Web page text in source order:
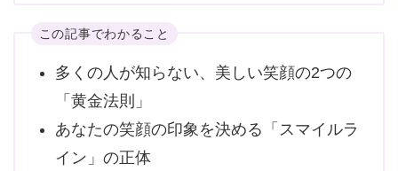
この記事でわかること
多くの人が知らない、美しい笑顔の2つの
「黄金法則」
あなたの笑顔の印象を決める「スマイルラ
イン」の正体